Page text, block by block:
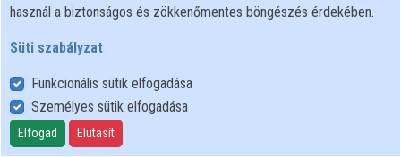
Felhasználói szabályzat
Adatkezelési tájékoztató
Süti szabályzat
használ a biztonságos és zökkenőmentes böngészés érdekében.
Süti szabályzat
Funkcionális sütik elfogadása
Személyes sütik elfogadása
Elfogad Elutasít